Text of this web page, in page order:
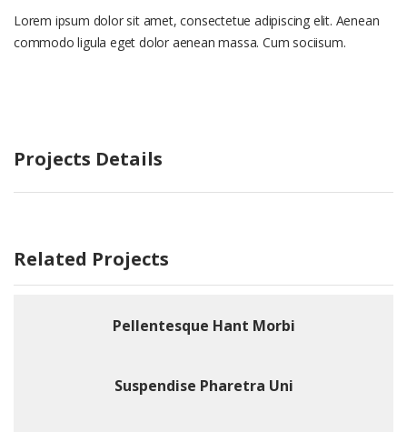
Lorem ipsum dolor sit amet, consectetue adipiscing elit. Aenean
commodo ligula eget dolor aenean massa. Cum sociisum.
Projects Details
Related Projects
Pellentesque Hant Morbi
Suspendise Pharetra Uni